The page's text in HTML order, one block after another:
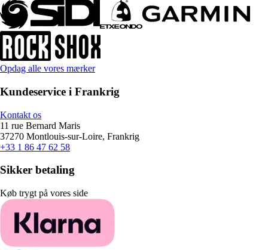
Opdag alle vores mærker
Kundeservice i Frankrig
Kontakt os
11 rue Bernard Maris
37270 Montlouis-sur-Loire, Frankrig
+33 1 86 47 62 58
Sikker betaling
Køb trygt på vores side